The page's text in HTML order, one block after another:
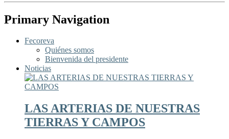
Primary Navigation
Fecoreva
Quiénes somos
Bienvenida del presidente
Noticias
LAS ARTERIAS DE NUESTRAS
TIERRAS Y CAMPOS